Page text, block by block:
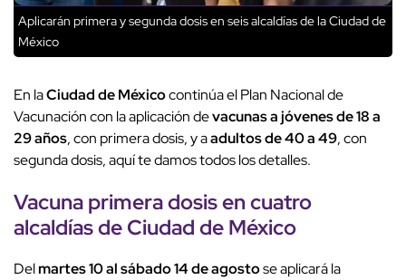
Aplicarán primera y segunda dosis en seis alcaldías de la Ciudad de
México
En laCiudad de Méxicocontinúa el Plan Nacional de
Vacunación con la aplicación devacunas a jóvenes de 18 a
29 años, con primera dosis, y aadultos de 40 a 49, con
segunda dosis, aquí te damos todos los detalles.
Vacuna primera dosis en cuatro
alcaldías de Ciudad de México
Delmartes 10 al sábado 14 de agostose aplicará la